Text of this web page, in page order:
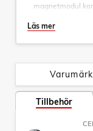
magnetmodul
transparent, med
repor på
Vilket ger en
Läs mer
Tillbehör